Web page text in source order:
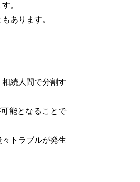
。
あります。
続人間で分割す
能となることで
トラブルが発生